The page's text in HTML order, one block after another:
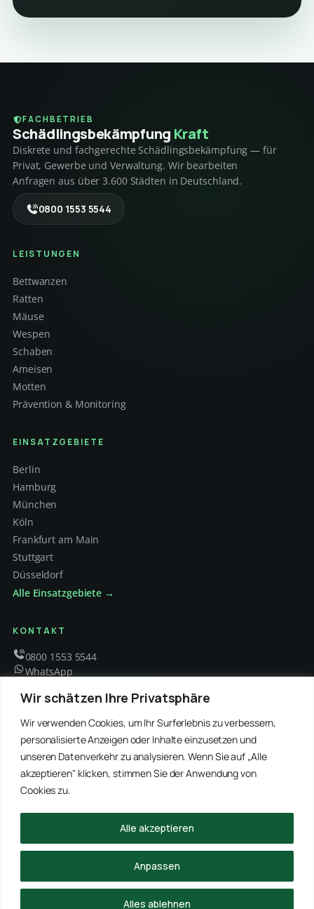
Wir schätzen Ihre Privatsphäre
Wir verwenden Cookies, um Ihr Surferlebnis zu verbessern,
personalisierte Anzeigen oder Inhalte einzusetzen und
unseren Datenverkehr zu analysieren. Wenn Sie auf „Alle
akzeptieren" klicken, stimmen Sie der Anwendung von
Cookies zu.
Anpassen
Alles ablehnen
Alle akzeptieren
FACHBETRIEB
Schädlings­bekämpfung Kraft
Diskrete und fachgerechte Schädlingsbekämpfung — für
Privat, Gewerbe und Verwaltung. Wir bearbeiten
Anfragen aus über 3.600 Städten in Deutschland.
0800 1553 5544
LEISTUNGEN
Bettwanzen
Ratten
Mäuse
Wespen
Schaben
Ameisen
Motten
Prävention & Monitoring
EINSATZGEBIETE
Berlin
Hamburg
München
Köln
Frankfurt am Main
Stuttgart
Düsseldorf
Alle Einsatzgebiete →
KONTAKT
0800 1553 5544
WhatsApp
Mo – Fr 8 – 18 Uhr
EMPFOHLENE PARTNER
WinRei24 Dienstleistungen
Winterdienst Profi NRW
Winterdienst Niedersachsen
Winterdienst Hansa
Winterdienst Freitag
© 2026 Schädlingsbekämpfung Kraft · Alle Rechte vorbehalten